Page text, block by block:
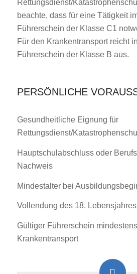
Rettungsdienst/
beachte, dass für eine Tätigkeit
Führerschein der Klasse C1
Für den Krankentransport reicht
Führerschein der Klasse B aus.
PERSÖNLICHE
Gesundheitliche Eignung für
Rettungsdienst/
Hauptschulabschluss oder
Nachweis
Mindestalter bei
Vollendung des 18.
Gültiger Führerschein
Krankentransport